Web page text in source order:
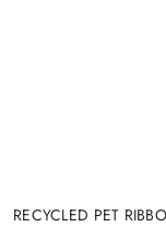
RECYCLED PET